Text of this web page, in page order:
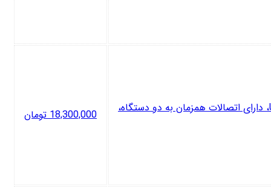
هدفون بلوتوثی سونی مدل WH-CH720N با نویز کنسلینگ فعال (ANC)، درگاه شارژ USB Type-C، دارای اتصالات همزمان به دو دستگاه، 18,300,000 تومان